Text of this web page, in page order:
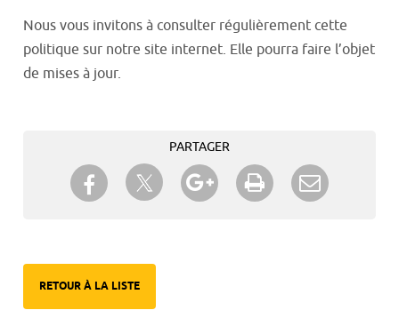
Nous vous invitons à consulter régulièrement cette
politique sur notre site internet. Elle pourra faire l’objet
de mises à jour.
PARTAGER
Partager sur Facebook
Partager sur TwitterPartager sur Google+
Imprimer
RETOUR À LA LISTE